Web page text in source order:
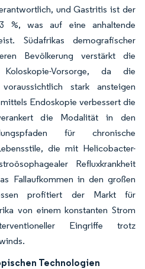
und Gastritis ist der
%, was auf eine anhaltende
Südafrikas demografischer
Bevölkerung verstärkt die
Vorsorge, da die
stark ansteigen
Endoskopie verbessert die
die Modalität in den
für chronische
die mit Helicobacter-
Refluxkrankheit
Fallaufkommen in den großen
profitiert der Markt für
von einem konstanten Strom
Eingriffe trotz
Technologien